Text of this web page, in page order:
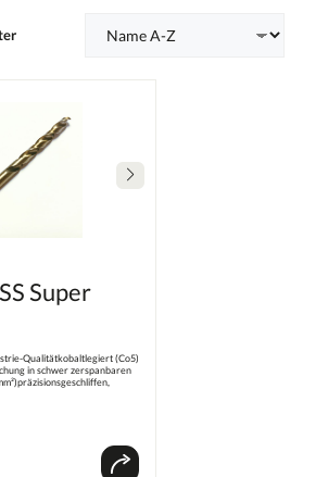
Super
Qualitätkobaltlegiert (Co5)
in schwer zerspanbaren